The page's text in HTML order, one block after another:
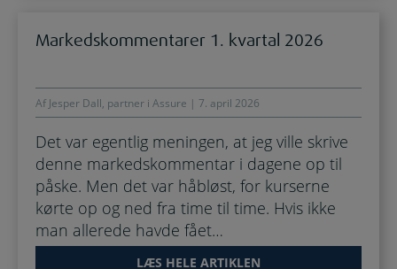
Markedskommentarer 1. kvartal 2026
Af Jesper Dall, partner i Assure | 7. april 2026
Det var egentlig meningen, at jeg ville skrive
denne markedskommentar i dagene op til
påske. Men det var håbløst, for kurserne
kørte op og ned fra time til time. Hvis ikke
man allerede havde fået…
LÆS HELE ARTIKLEN